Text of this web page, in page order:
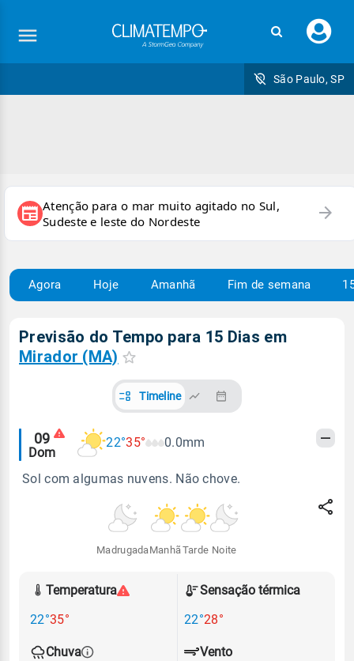
seu
São Paulo, SP
newspaper Atenção para o mar muito agitado no Sul,
Sudeste e leste do Nordeste
arrow_forward
Agora Hoje Amanhã Fim de semana
Previsão do Tempo para 15 Dias em
Mirador (MA)
Timeline
Alertas
meteorológicos
09
Dom
22°35° 0.0mm
Sol com algumas nuvens. Não chove.
Madrugada Manhã Tarde Noite
Temperatura
22°35°
Sensação térmica
22°28°
Chuva
Vento